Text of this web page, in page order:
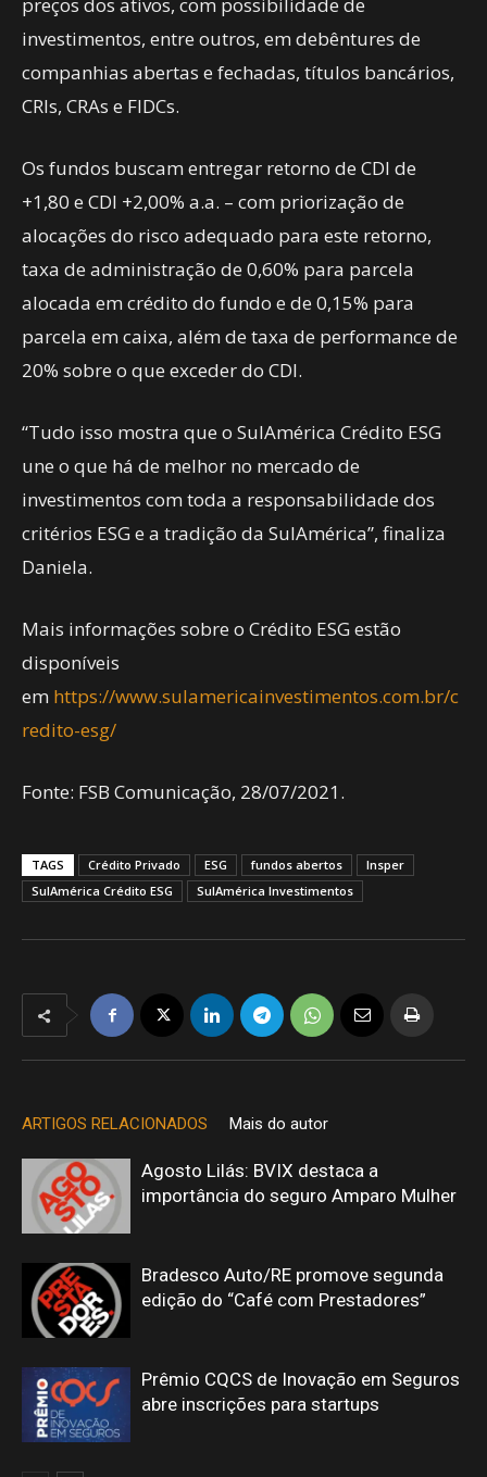
investimentos, entre outros, em debêntures de
companhias abertas e fechadas, títulos bancários,
CRIs, CRAs e FIDCs.
Os fundos buscam entregar retorno de CDI de
+1,80 e CDI +2,00% a.a. – com priorização de
alocações do risco adequado para este retorno,
taxa de administração de 0,60% para parcela
alocada em crédito do fundo e de 0,15% para
parcela em caixa, além de taxa de performance de
20% sobre o que exceder do CDI.
“Tudo isso mostra que o SulAmérica Crédito ESG
une o que há de melhor no mercado de
investimentos com toda a responsabilidade dos
critérios ESG e a tradição da SulAmérica”, finaliza
Daniela.
Mais informações sobre o Crédito ESG estão
disponíveis
em https://www.sulamericainvestimentos.com.br/c
redito-esg/
Fonte: FSB Comunicação, 28/07/2021.
TAGS Crédito Privado ESG fundos abertos
Insper
SulAmérica Crédito ESG
SulAmérica Investimentos
ARTIGOS RELACIONADOS Mais do autor
Agosto Lilás: BVIX destaca a
importância do seguro Amparo Mulher
Bradesco Auto/RE promove segunda
edição do “Café com Prestadores”
Prêmio CQCS de Inovação em Seguros
abre inscrições para startups